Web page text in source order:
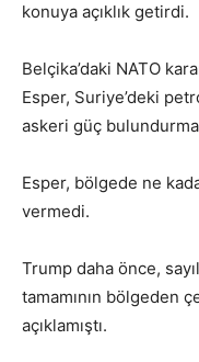
konuya açıklık getirdi.
Belçika’daki NATO
Esper, Suriye’deki
askeri güç
Esper, bölgede ne
vermedi.
Trump daha önce,
tamamının bölgeden
açıklamıştı.